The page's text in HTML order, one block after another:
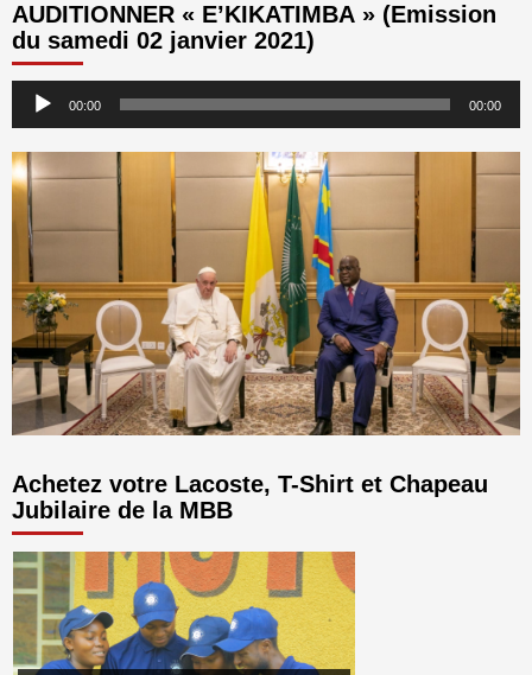
AUDITIONNER « E’KIKATIMBA » (Emission
du samedi 02 janvier 2021)
Lecteur
audio
00:00 00:00
Achetez votre Lacoste, T-Shirt et Chapeau
Jubilaire de la MBB